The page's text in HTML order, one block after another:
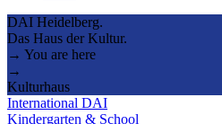
DAI Heidelberg.
Das Haus der Kultur.
→ You are here
→
Kulturhaus
International DAI
Kindergarten & School